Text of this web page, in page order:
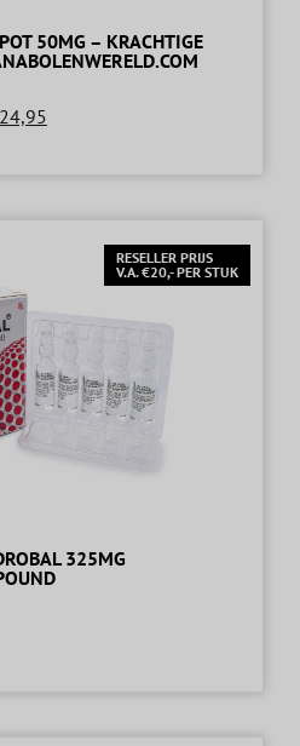
50MG – KRACHTIGE
24,95
RESELLER PRIJS
V.A. €20,- PER STUK
325MG